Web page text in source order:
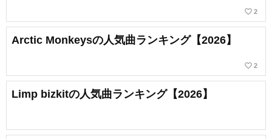
favorite_border 2
Arctic Monkeysの人気曲ランキング【2026】
favorite_border 2
Limp bizkitの人気曲ランキング【2026】